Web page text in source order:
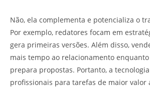
Não, ela complementa e potencializa o
Por exemplo, redatores focam em
gera primeiras versões. Além disso,
mais tempo ao relacionamento
prepara propostas. Portanto, a
profissionais para tarefas de maior valor